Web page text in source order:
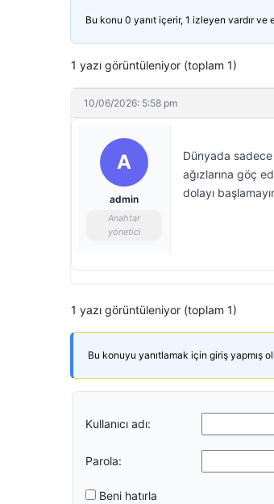
Bu konu 0 yanıt içerir, 1 izleyen vardır ve
1 yazı görüntüleniyor (toplam 1)
10/06/2026: 5:58 pm
A
admin
Anahtar
yönetici
Dünyada sadece
ağızlarına göç
dolayı
1 yazı görüntüleniyor (toplam 1)
Bu konuyu yanıtlamak için giriş yapmış
Kullanıcı adı:
Parola:
Beni hatırla